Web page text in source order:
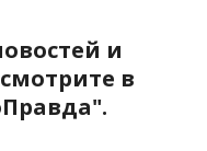
и
в